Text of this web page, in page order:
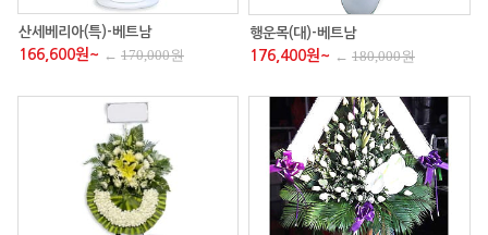
산세베리아(특)-베트남
166,600원~ ← 170,000원
행운목(대)-베트남
176,400원~ ← 180,000원